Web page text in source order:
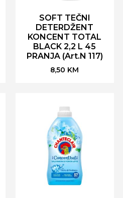
SOFT TEČNI
DETERDŽENT
KONCENT TOTAL
BLACK 2,2 L 45
PRANJA (Art.N 117)
8,50 KM